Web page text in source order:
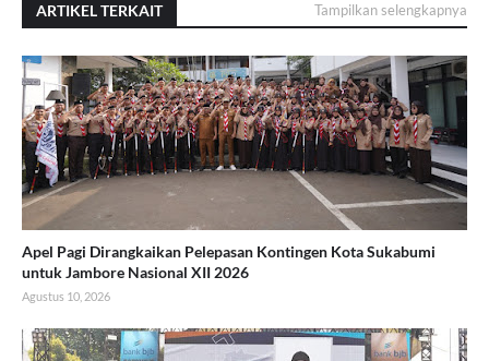
ARTIKEL TERKAIT Tampilkan selengkapnya
Apel Pagi Dirangkaikan Pelepasan Kontingen Kota Sukabumi
untuk Jambore Nasional XII 2026
Agustus 10, 2026